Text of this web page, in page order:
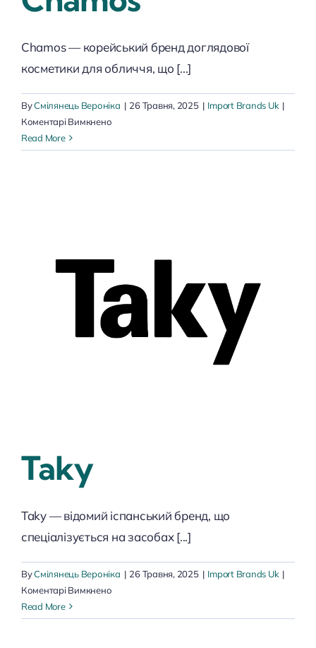
Chamos — корейський бренд доглядової
косметики для обличчя, що [...]
ByСмілянець Вероніка | 26 Травня, 2025 | Import Brands Uk |
Коментарі Вимкненодо
Read More
Taky
Taky — відомий іспанський бренд, що
спеціалізується на засобах [...]
ByСмілянець Вероніка | 26 Травня, 2025 | Import Brands Uk |
Коментарі Вимкненодо
Read More